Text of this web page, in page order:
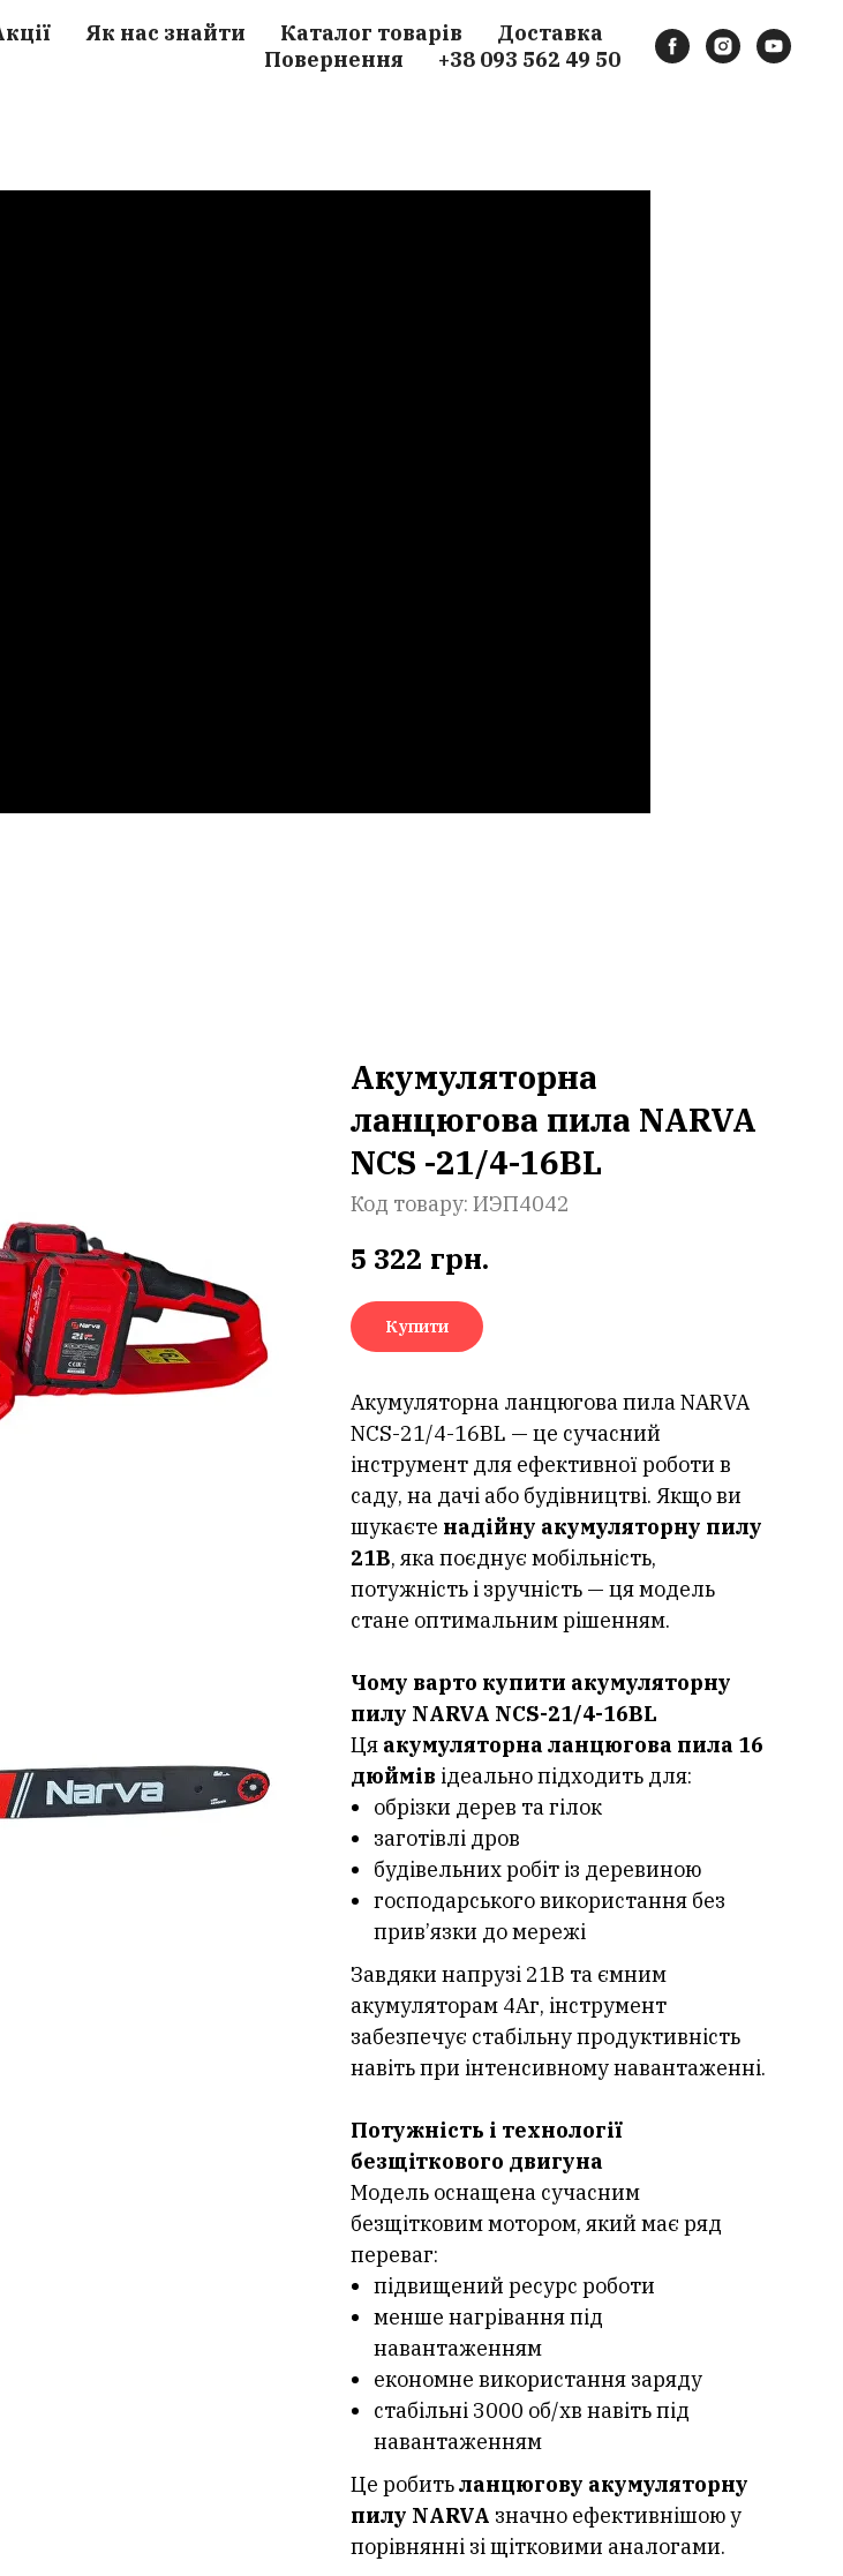
Як нас знайти Каталог товарів
Доставка
Повернення
+38 093 562 49 50
Акумуляторна
ланцюгова пила NARVA
NCS -21/4-16BL
Код товару: ИЭП4042
5 322 грн.
Купити
Акумуляторна ланцюгова пила NARVA
NCS-21/4-16BL — це сучасний
інструмент для ефективної роботи в
саду, на дачі або будівництві. Якщо ви
шукаєте надійну акумуляторну пилу
21В, яка поєднує мобільність,
потужність і зручність — ця модель
стане оптимальним рішенням.
Чому варто купити акумуляторну
пилу NARVA NCS-21/4-16BL
Ця акумуляторна ланцюгова пила 16
дюймів ідеально підходить для:
обрізки дерев та гілок
заготівлі дров
будівельних робіт із деревиною
господарського використання без
прив’язки до мережі
Завдяки напрузі 21В та ємним
акумуляторам 4Аг, інструмент
забезпечує стабільну продуктивність
навіть при інтенсивному навантаженні.
Потужність і технології
безщіткового двигуна
Модель оснащена сучасним
безщітковим мотором, який має ряд
переваг:
підвищений ресурс роботи
менше нагрівання під
навантаженням
економне використання заряду
стабільні 3000 об/хв навіть під
навантаженням
Це робитьланцюгову акумуляторну
пилу NARVA значно ефективнішою у
порівнянні зі щітковими аналогами.